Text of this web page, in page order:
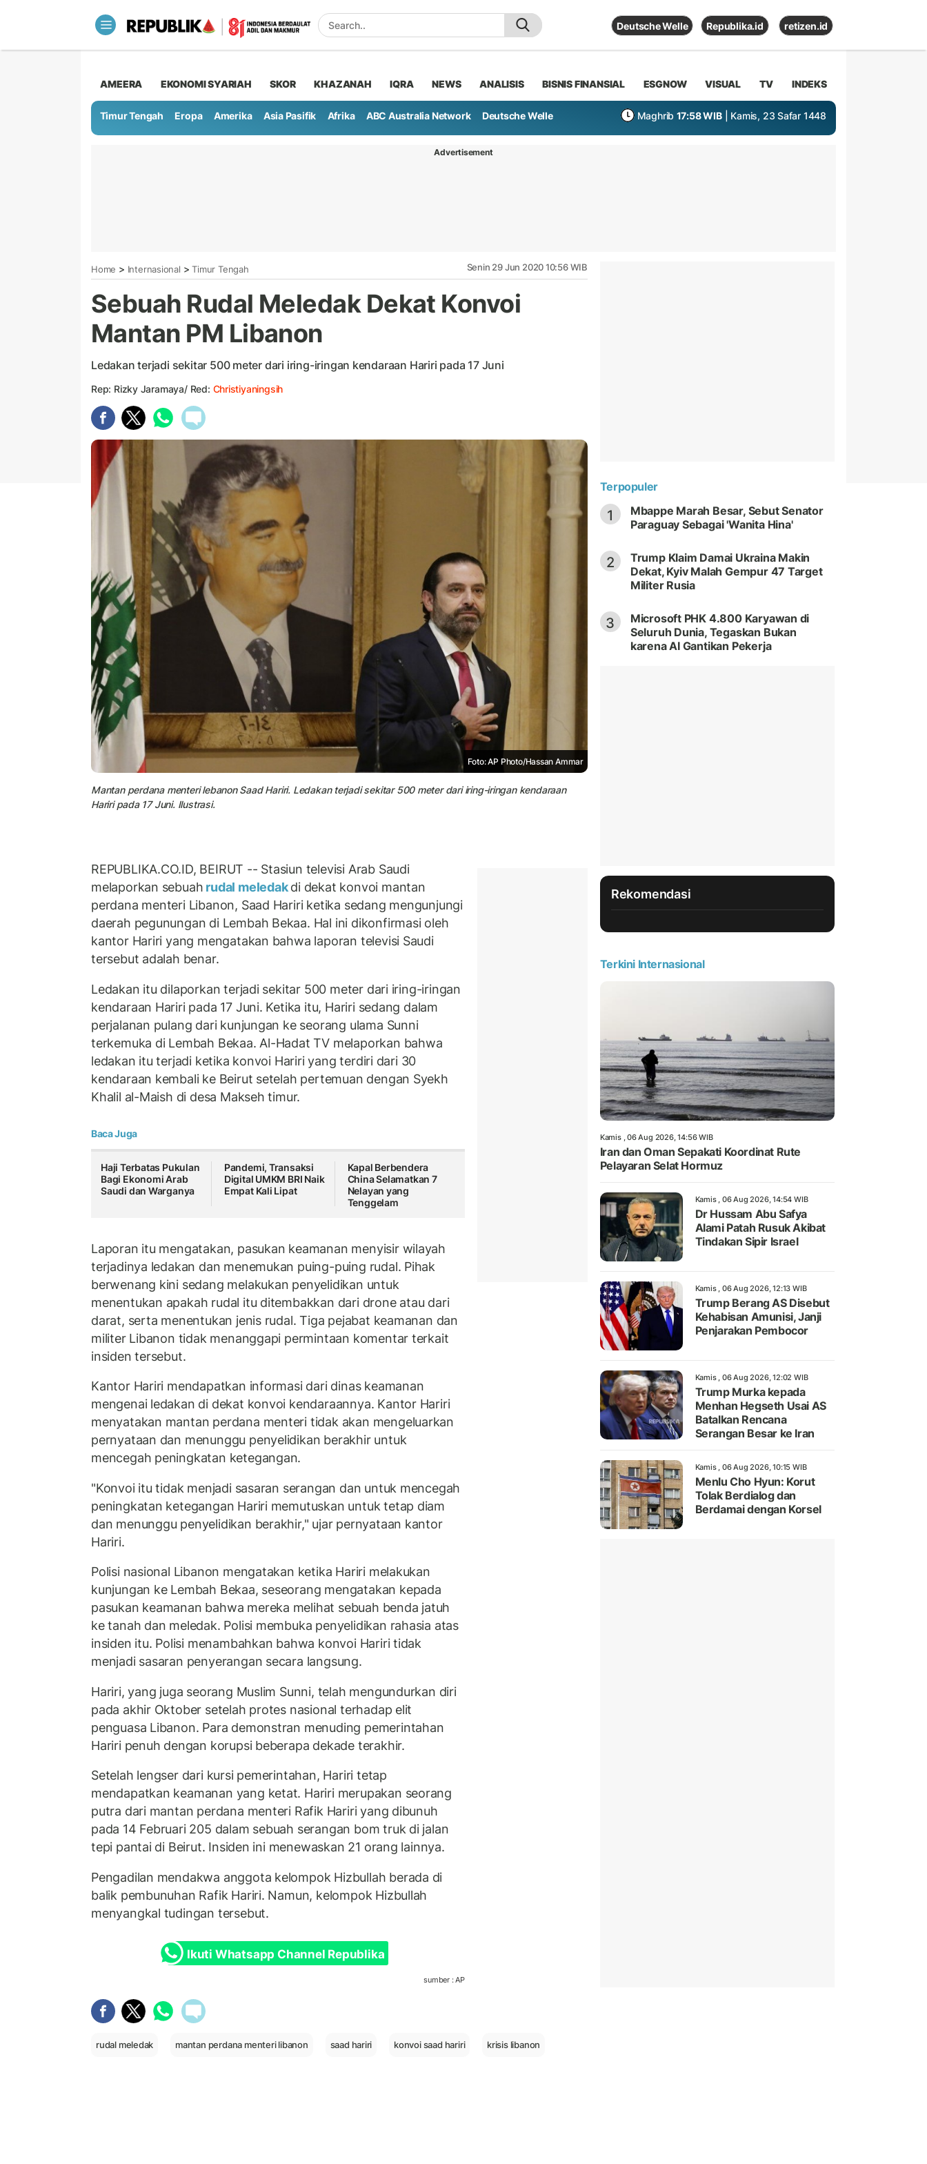
Deutsche Welle Republika.id retizen.id
AMEERA EKONOMI SYARIAH SKOR KHAZANAH IQRA NEWS ANALISIS BISNIS FINANSIAL ESGNOW VISUAL TV INDEKS
Timur Tengah Eropa Amerika Asia Pasifik Afrika ABC Australia Network Deutsche Welle Maghrib 17:58 WIB | Kamis, 23 Safar 1448
Advertisement
Home > Internasional > Timur Tengah Senin 29 Jun 2020 10:56 WIB
Sebuah Rudal Meledak Dekat Konvoi
Mantan PM Libanon
Ledakan terjadi sekitar 500 meter dari iring-iringan kendaraan Hariri pada 17 Juni
Rep: Rizky Jaramaya/ Red: Christiyaningsih
Foto: AP Photo/Hassan Ammar
Mantan perdana menteri lebanon Saad Hariri. Ledakan terjadi sekitar 500 meter dari iring-iringan kendaraan
Hariri pada 17 Juni. Ilustrasi.
REPUBLIKA.CO.ID, BEIRUT -- Stasiun televisi Arab Saudi
melaporkan sebuah rudal meledakdi dekat konvoi mantan
perdana menteri Libanon, Saad Hariri ketika sedang mengunjungi
daerah pegunungan di Lembah Bekaa. Hal ini dikonfirmasi oleh
kantor Hariri yang mengatakan bahwa laporan televisi Saudi
tersebut adalah benar.
Ledakan itu dilaporkan terjadi sekitar 500 meter dari iring-iringan
kendaraan Hariri pada 17 Juni. Ketika itu, Hariri sedang dalam
perjalanan pulang dari kunjungan ke seorang ulama Sunni
terkemuka di Lembah Bekaa. Al-Hadat TV melaporkan bahwa
ledakan itu terjadi ketika konvoi Hariri yang terdiri dari 30
kendaraan kembali ke Beirut setelah pertemuan dengan Syekh
Khalil al-Maish di desa Makseh timur.
Baca Juga
Haji Terbatas Pukulan
Bagi Ekonomi Arab
Saudi dan Warganya
Pandemi, Transaksi
Digital UMKM BRI Naik
Empat Kali Lipat
Kapal Berbendera
China Selamatkan 7
Nelayan yang
Tenggelam
Laporan itu mengatakan, pasukan keamanan menyisir wilayah
terjadinya ledakan dan menemukan puing-puing rudal. Pihak
berwenang kini sedang melakukan penyelidikan untuk
menentukan apakah rudal itu ditembakkan dari drone atau dari
darat, serta menentukan jenis rudal. Tiga pejabat keamanan dan
militer Libanon tidak menanggapi permintaan komentar terkait
insiden tersebut.
Kantor Hariri mendapatkan informasi dari dinas keamanan
mengenai ledakan di dekat konvoi kendaraannya. Kantor Hariri
menyatakan mantan perdana menteri tidak akan mengeluarkan
pernyataan dan menunggu penyelidikan berakhir untuk
mencegah peningkatan ketegangan.
"Konvoi itu tidak menjadi sasaran serangan dan untuk mencegah
peningkatan ketegangan Hariri memutuskan untuk tetap diam
dan menunggu penyelidikan berakhir," ujar pernyataan kantor
Hariri.
Polisi nasional Libanon mengatakan ketika Hariri melakukan
kunjungan ke Lembah Bekaa, seseorang mengatakan kepada
pasukan keamanan bahwa mereka melihat sebuah benda jatuh
ke tanah dan meledak. Polisi membuka penyelidikan rahasia atas
insiden itu. Polisi menambahkan bahwa konvoi Hariri tidak
menjadi sasaran penyerangan secara langsung.
Hariri, yang juga seorang Muslim Sunni, telah mengundurkan diri
pada akhir Oktober setelah protes nasional terhadap elit
penguasa Libanon. Para demonstran menuding pemerintahan
Hariri penuh dengan korupsi beberapa dekade terakhir.
Setelah lengser dari kursi pemerintahan, Hariri tetap
mendapatkan keamanan yang ketat. Hariri merupakan seorang
putra dari mantan perdana menteri Rafik Hariri yang dibunuh
pada 14 Februari 205 dalam sebuah serangan bom truk di jalan
tepi pantai di Beirut. Insiden ini menewaskan 21 orang lainnya.
Pengadilan mendakwa anggota kelompok Hizbullah berada di
balik pembunuhan Rafik Hariri. Namun, kelompok Hizbullah
menyangkal tudingan tersebut.
Ikuti Whatsapp Channel Republika
sumber : AP
rudal meledak mantan perdana menteri libanon saad hariri konvoi saad hariri krisis libanon
Terpopuler
1
Mbappe Marah Besar, Sebut Senator
Paraguay Sebagai 'Wanita Hina'
2
Trump Klaim Damai Ukraina Makin
Dekat, Kyiv Malah Gempur 47 Target
Militer Rusia
3
Microsoft PHK 4.800 Karyawan di
Seluruh Dunia, Tegaskan Bukan
karena AI Gantikan Pekerja
Rekomendasi
Terkini Internasional
Kamis , 06 Aug 2026, 14:56 WIB
Iran dan Oman Sepakati Koordinat Rute
Pelayaran Selat Hormuz
Kamis , 06 Aug 2026, 14:54 WIB
Dr Hussam Abu Safya
Alami Patah Rusuk Akibat
Tindakan Sipir Israel
Kamis , 06 Aug 2026, 12:13 WIB
Trump Berang AS Disebut
Kehabisan Amunisi, Janji
Penjarakan Pembocor
Kamis , 06 Aug 2026, 12:02 WIB
Trump Murka kepada
Menhan Hegseth Usai AS
Batalkan Rencana
Serangan Besar ke Iran
Kamis , 06 Aug 2026, 10:15 WIB
Menlu Cho Hyun: Korut
Tolak Berdialog dan
Berdamai dengan Korsel